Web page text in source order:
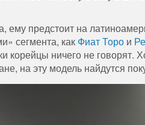
ему предстоит на
сегмента, как Фиат Торо и
корейцы ничего не говорят.
на эту модель найдутся